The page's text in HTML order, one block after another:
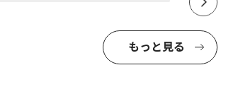
もっと見る